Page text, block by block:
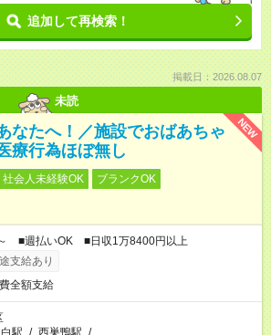
追加して再検索！
掲載日：2026.08.07
未読
NEW
なたへ！／施設でおばあちゃ
療行為ほぼ無し
社会人未経験OK
ブランクOK
■週払いOK ■日収1万8400円以上
支給あり
全額支給
駅 / 西巣鴨駅 / …